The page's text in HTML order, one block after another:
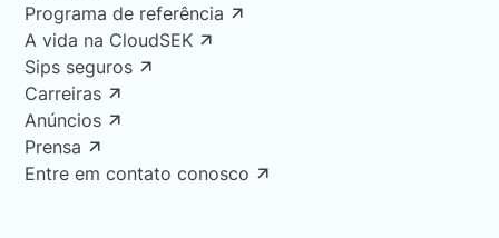
Programa de referência
A vida na CloudSEK
Sips seguros
Carreiras
Anúncios
Prensa
Entre em contato conosco